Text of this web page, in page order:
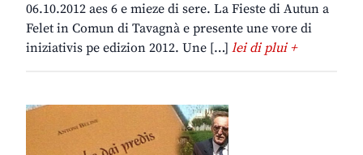
06.10.2012 aes 6 e mieze di sere. La Fieste di Autun a
Felet in Comun di Tavagnà e presente une vore di
iniziativis pe edizion 2012. Une […] lei di plui +